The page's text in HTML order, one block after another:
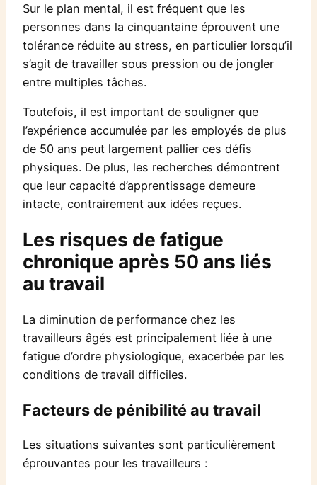
Sur le plan mental, il est fréquent que les
personnes dans la cinquantaine éprouvent une
tolérance réduite au stress, en particulier lorsqu’il
s’agit de travailler sous pression ou de jongler
entre multiples tâches.
Toutefois, il est important de souligner que
l’expérience accumulée par les employés de plus
de 50 ans peut largement pallier ces défis
physiques. De plus, les recherches démontrent
que leur capacité d’apprentissage demeure
intacte, contrairement aux idées reçues.
Les risques de fatigue
chronique après 50 ans liés
au travail
La diminution de performance chez les
travailleurs âgés est principalement liée à une
fatigue d’ordre physiologique, exacerbée par les
conditions de travail difficiles.
Facteurs de pénibilité au travail
Les situations suivantes sont particulièrement
éprouvantes pour les travailleurs :